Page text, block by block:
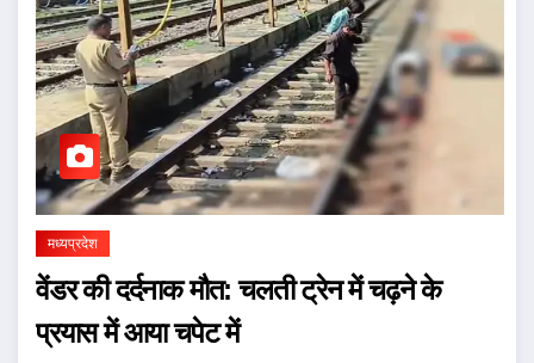
मध्यप्रदेश
वेंडर की दर्दनाक मौत: चलती ट्रेन में चढ़ने के
प्रयास में आया चपेट में